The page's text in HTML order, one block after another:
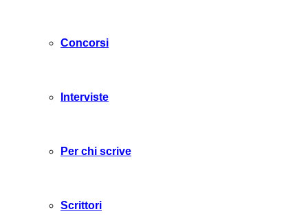
Concorsi
Interviste
Per chi scrive
Scrittori